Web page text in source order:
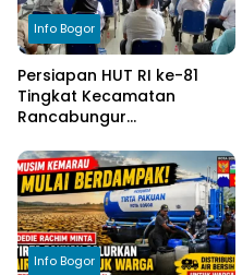
Info Bogor
Persiapan HUT RI ke-81
Tingkat Kecamatan
Rancabungur
Cimulang, Libatkan Seluruh
Elemen Masyarakat
Info Bogor